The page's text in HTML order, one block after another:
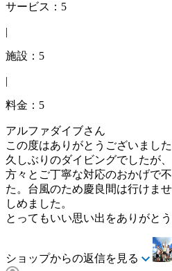
サービス：5
|
施設：5
|
料金：5
アルファダイブさん
この度はありがとうございました
久しぶりのダイビングでしたが
方々とご丁寧な対応のおかげで
た。台風のため慶良間は行けま
しめました。
とってもいい思い出をありがと
ショップからの返信を見る